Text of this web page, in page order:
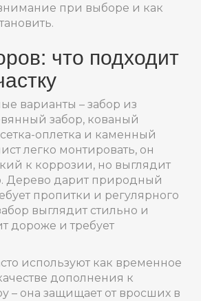
при выборе и как
что подходит
варианты – забор из
забор, кованый
оплетка и каменный
легко монтировать, он
к коррозии, но выглядит
Дерево дарит природный
пропитки и регулярного
выглядит стильно и
дороже и требует
используют как временное
дополнения к
– она защищает от вросших в